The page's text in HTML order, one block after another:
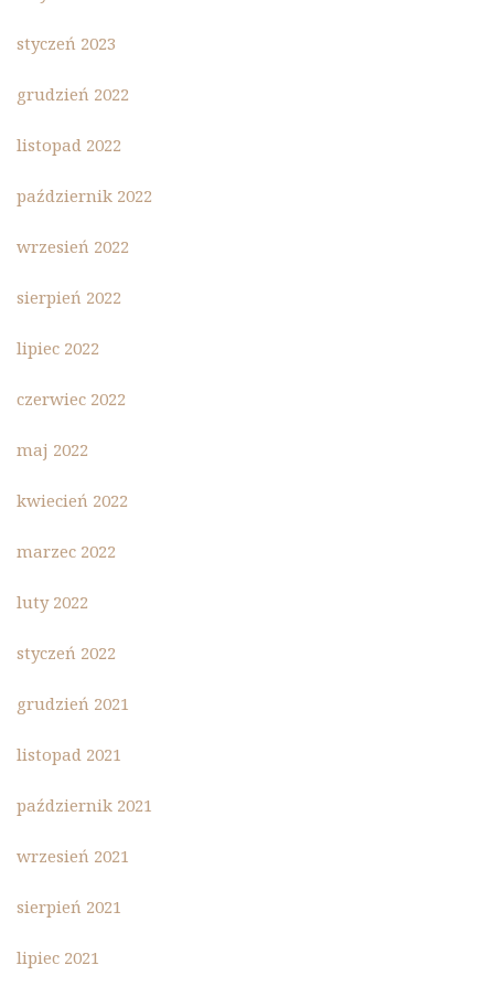
styczeń 2023
grudzień 2022
listopad 2022
październik 2022
wrzesień 2022
sierpień 2022
lipiec 2022
czerwiec 2022
maj 2022
kwiecień 2022
marzec 2022
luty 2022
styczeń 2022
grudzień 2021
listopad 2021
październik 2021
wrzesień 2021
sierpień 2021
lipiec 2021